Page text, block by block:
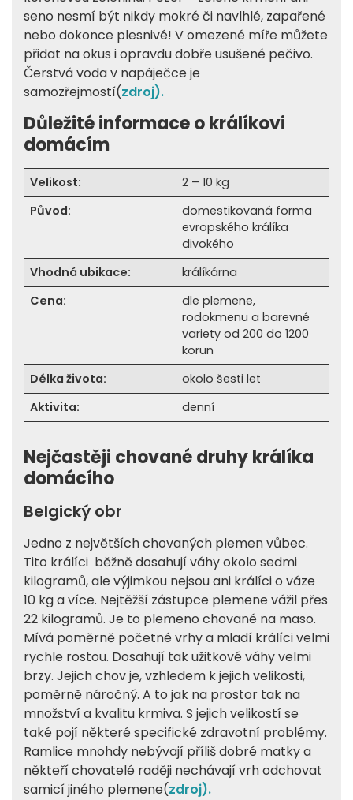
seno nesmí být nikdy mokré či navlhlé, zapařené
nebo dokonce plesnivé! V omezené míře můžete
přidat na okus i opravdu dobře usušené pečivo.
Čerstvá voda v napáječce je
samozřejmostí(zdroj).
Důležité informace o králíkovi
domácím
Velikost:
2 – 10 kg
Původ:
domestikovaná forma
evropského králíka
divokého
Vhodná ubikace:
králíkárna
Cena:
dle plemene,
rodokmenu a barevné
variety od 200 do 1200
korun
Délka života:
okolo šesti let
Aktivita:
denní
Nejčastěji chované druhy králíka
domácího
Belgický obr
Jedno z největších chovaných plemen vůbec.
Tito králíci běžně dosahují váhy okolo sedmi
kilogramů, ale výjimkou nejsou ani králíci o váze
10 kg a více. Nejtěžší zástupce plemene vážil přes
22 kilogramů. Je to plemeno chované na maso.
Mívá poměrně početné vrhy a mladí králíci velmi
rychle rostou. Dosahují tak užitkové váhy velmi
brzy. Jejich chov je, vzhledem k jejich velikosti,
poměrně náročný. A to jak na prostor tak na
množství a kvalitu krmiva. S jejich velikostí se
také pojí některé specifické zdravotní problémy.
Ramlice mnohdy nebývají příliš dobré matky a
někteří chovatelé raději nechávají vrh odchovat
samicí jiného plemene(zdroj).